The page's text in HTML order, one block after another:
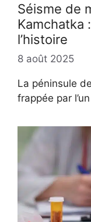
Séisme de
Kamchatka
l’histoire
8 août 2025
La péninsule
frappée par